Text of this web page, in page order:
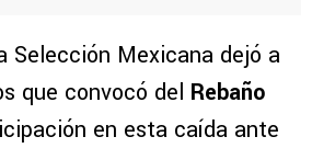
Selección Mexicana dejó a
que convocó del Rebaño
en esta caída ante